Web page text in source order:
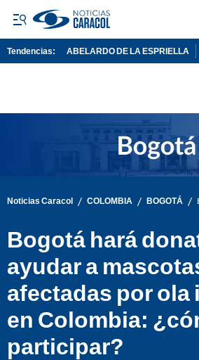
Tendencias: ABELARDO DE LA ESPRIELLA
Noticias Caracol / COLOMBIA / BOGOTÁ /
Bogotá hará
ayudar a
afectadas por ola
en Colombia:
participar?